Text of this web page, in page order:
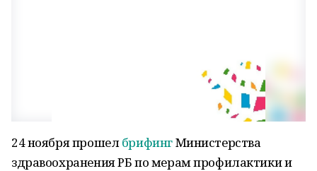
24 ноября прошелбрифингМинистерства
здравоохранения РБ по мерам профилактики и